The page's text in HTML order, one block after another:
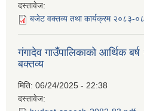
दस्तावेज:
बजेट वक्तव्य तथा कार्यक्रम २०८३-
गंगादेव गाउँपालिकाको आर्थिक
बक्तव्य
मिति: 06/24/2025 - 22:38
दस्तावेज: